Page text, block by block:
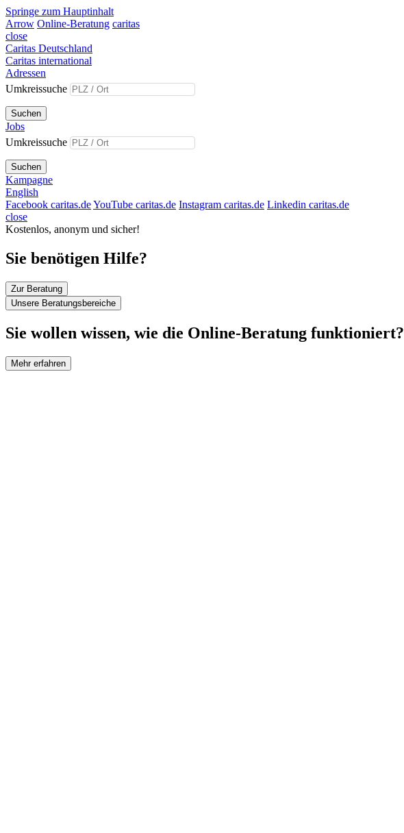
Springe zum Hauptinhalt
Arrow Online-Beratung caritas
close
Caritas Deutschland
Caritas international
Adressen
Umkreissuche
Suchen
Jobs
Umkreissuche
Suchen
Kampagne
English
Facebook caritas.deYouTube caritas.de Instagram caritas.de Linkedin caritas.de
close
Kostenlos, anonym und sicher!
Sie benötigen Hilfe?
Zur Beratung
Unsere Beratungsbereiche
Sie wollen wissen, wie die Online-Beratung funktioniert?
Mehr erfahren